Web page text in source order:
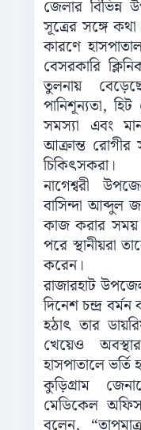
জেলার বিভিন্ন
সূত্রের সঙ্গে
কারণে
বেসরকারি
তুলনায়
পানিশূন্যতা,
সমস্যা এবং
আক্রান্ত রোগীর
চিকিৎসকরা।
নাগেশ্বরী
বাসিন্দা আব্দুল
কাজ করার সময়
পরে স্থানীয়রা
করেন।
রাজারহাট
দিনেশ চন্দ্র
হঠাৎ তার
খেয়েও
হাসপাতালে ভর্তি
কুড়িগ্রাম
মেডিকেল